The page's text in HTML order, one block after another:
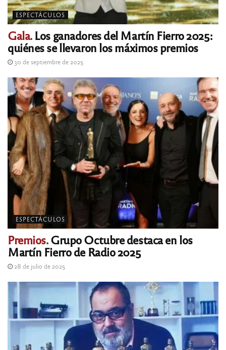
ESPECTÁCULOS
Gala.Los ganadores del Martín Fierro 2025:
quiénes se llevaron los máximos premios
30 de septiembre de 2025
ESPECTÁCULOS
Premios.Grupo Octubre destaca en los
Martín Fierro de Radio 2025
28 de julio de 2025